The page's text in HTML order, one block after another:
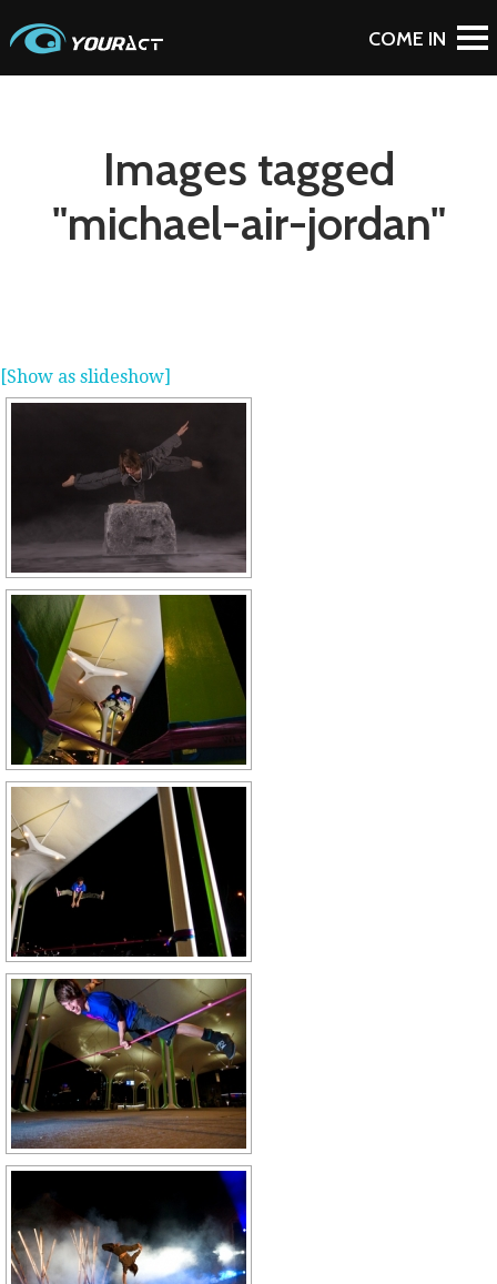
Images tagged
"michael-air-jordan"
[Show as slideshow]